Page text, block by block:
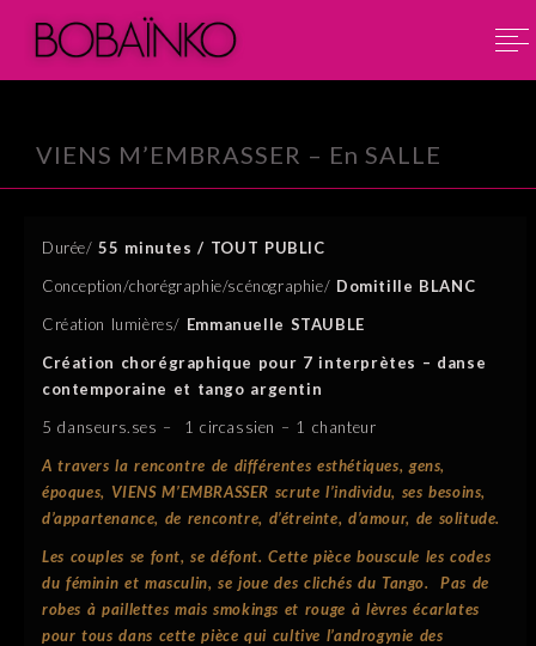
VIENS M’EMBRASSER – En SALLE
Durée/55 minutes / TOUT PUBLIC
Conception/chorégraphie/scénographie/ Domitille BLANC
Création lumières/ Emmanuelle STAUBLE
Création chorégraphique pour 7 interprètes – danse
contemporaine et tango argentin
5 danseurs.ses – 1 circassien – 1 chanteur
A travers la rencontre de différentes esthétiques, gens,
époques, VIENS M’EMBRASSER scrute l’individu, ses besoins,
d’appartenance, de rencontre, d’étreinte, d’amour, de solitude.
Les couples se font, se défont. Cette pièce bouscule les codes
du féminin et masculin, se joue des clichés duTango.Pas de
robes à paillettes mais smokings et rouge à lèvres écarlates
pour tous dans cette pièce qui cultive l’androgynie des